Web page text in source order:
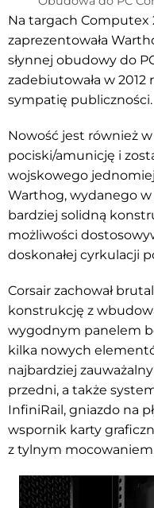
Na targach Computex
zaprezentowała
słynnej obudowy do
zadebiutowała w 2012
sympatię publiczności.
Nowość jest również
pociski/amunicję i
wojskowego
Warthog, wydanego w
bardziej solidną
możliwości
doskonałej cyrkulacji
Corsair zachował
konstrukcję z
wygodnym panelem
kilka nowych
najbardziej
przedni, a także
InfiniRail, gniazdo na
wspornik karty
z tylnym